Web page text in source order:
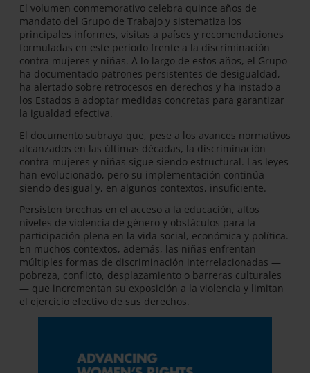
El volumen conmemorativo celebra quince años de
mandato del Grupo de Trabajo y sistematiza los
principales informes, visitas a países y recomendaciones
formuladas en este periodo frente a la discriminación
contra mujeres y niñas. A lo largo de estos años, el Grupo
ha documentado patrones persistentes de desigualdad,
ha alertado sobre retrocesos en derechos y ha instado a
los Estados a adoptar medidas concretas para garantizar
la igualdad efectiva.
El documento subraya que, pese a los avances normativos
alcanzados en las últimas décadas, la discriminación
contra mujeres y niñas sigue siendo estructural. Las leyes
han evolucionado, pero su implementación continúa
siendo desigual y, en algunos contextos, insuficiente.
Persisten brechas en el acceso a la educación, altos
niveles de violencia de género y obstáculos para la
participación plena en la vida social, económica y política.
En muchos contextos, además, las niñas enfrentan
múltiples formas de discriminación interrelacionadas —
pobreza, conflicto, desplazamiento o barreras culturales
— que incrementan su exposición a la violencia y limitan
el ejercicio efectivo de sus derechos.